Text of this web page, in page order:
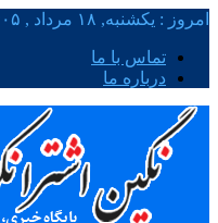
امروز : یکشنبه, ۱۸ مرداد , ۱۴۰۵
تماس با ما
درباره ما